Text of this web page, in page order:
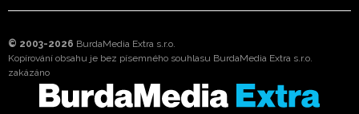
© 2003-2026 BurdaMedia Extra s.r.o.
Kopírování obsahu je bez písemného souhlasu BurdaMedia Extra s.r.o.
zakázáno